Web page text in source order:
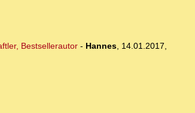
Bestsellerautor- Hannes, 14.01.2017,